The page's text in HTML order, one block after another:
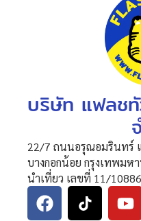
บริษัท แฟลช
22/7 ถนนอรุณอมรินทร์
บางกอกน้อย กรุงเทพมห
นำเที่ยว เลขที่ 11/10886